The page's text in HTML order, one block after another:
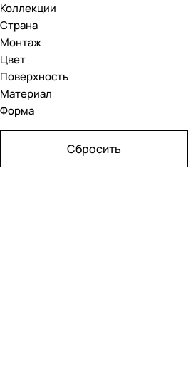
Двин
Сунержа
IL Tempo Del
Zehnder
Коллекции
Страна
Монтаж
Цвет
Поверхность
Материал
Форма
Сбросить